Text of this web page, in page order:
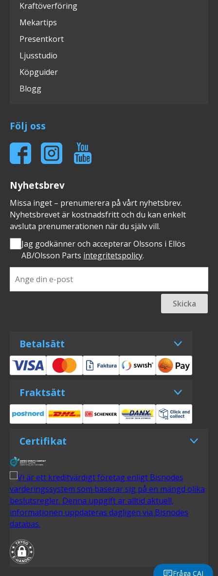
Kraftöverföring
Mekartips
Presentkort
Ljusstudio
Köpguider
Blogg
Följ oss
Nyhetsbrev
Missa inget – prenumerera på vårt nyhetsbrev.
Nyhetsbrevet är kostnadsfritt och du kan enkelt
avsluta prenumerationen när du själv vill.
Jag godkänner och accepterar Olssons i Ellös
AB/Olsson Parts integritetspolicy.
Skicka
Betalsätt
Fraktsätt
Certifikat
Fråga CAI